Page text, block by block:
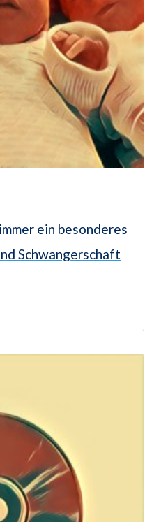
ein besonderes
Schwangerschaft